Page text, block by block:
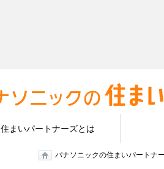
住まいパートナーズとは
パナソニックの住まいパートナ